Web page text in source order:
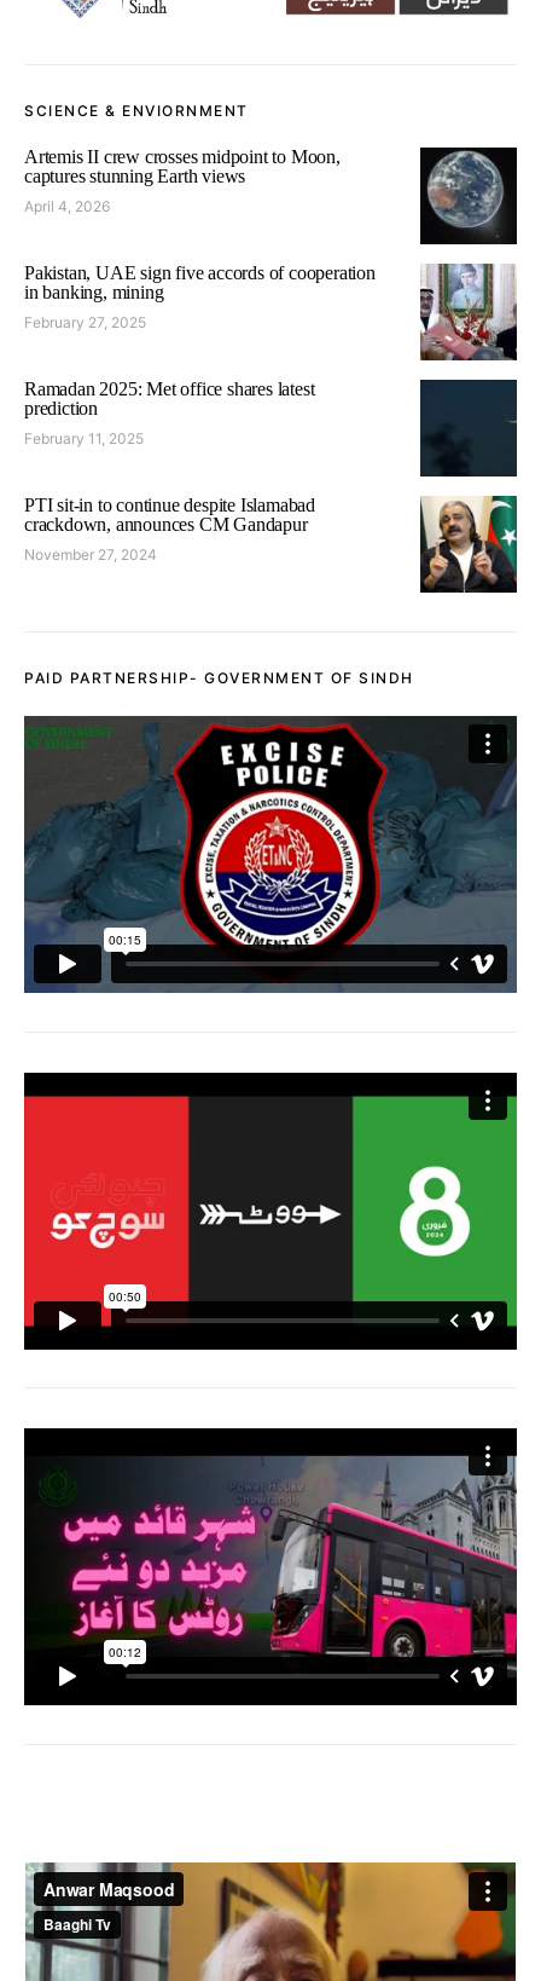
SCIENCE & ENVIORNMENT
Artemis II crew crosses midpoint to Moon,
captures stunning Earth views
April 4, 2026
Pakistan, UAE sign five accords of cooperation
in banking, mining
February 27, 2025
Ramadan 2025: Met office shares latest
prediction
February 11, 2025
PTI sit-in to continue despite Islamabad
crackdown, announces CM Gandapur
November 27, 2024
PAID PARTNERSHIP- GOVERNMENT OF SINDH